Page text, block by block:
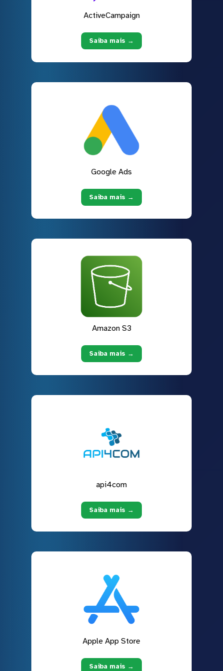
ActiveCampaign
Saiba mais →
Google Ads
Saiba mais →
Amazon S3
Saiba mais →
api4com
Saiba mais →
Apple App Store
Saiba mais →